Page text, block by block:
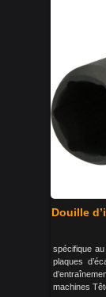
Douille
spécifique
plaques
machines